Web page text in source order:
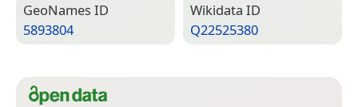
Geo­Names ID
5893804
Wiki­data ID
Q22525380